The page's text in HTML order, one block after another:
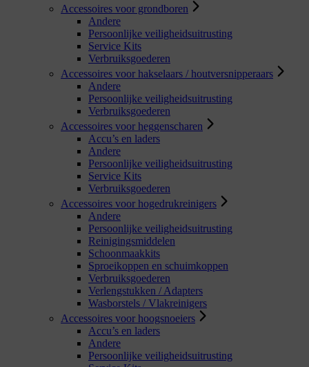
Accessoires voor grondboren
Andere
Persoonlijke veiligheidsuitrusting
Service Kits
Verbruiksgoederen
Accessoires voor hakselaars / houtversnipperaars
Andere
Persoonlijke veiligheidsuitrusting
Verbruiksgoederen
Accessoires voor heggenscharen
Accu’s en laders
Andere
Persoonlijke veiligheidsuitrusting
Service Kits
Verbruiksgoederen
Accessoires voor hogedrukreinigers
Andere
Persoonlijke veiligheidsuitrusting
Reinigingsmiddelen
Schoonmaakkits
Sproeikoppen en schuimkoppen
Verbruiksgoederen
Verlengstukken / Adapters
Wasborstels / Vlakreinigers
Accessoires voor hoogsnoeiers
Accu’s en laders
Andere
Persoonlijke veiligheidsuitrusting